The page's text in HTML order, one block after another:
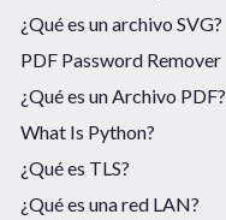
¿Qué es un archivo SVG?
PDF Password Remover
¿Qué es un Archivo PDF?
What Is Python?
¿Qué es TLS?
¿Qué es una red LAN?